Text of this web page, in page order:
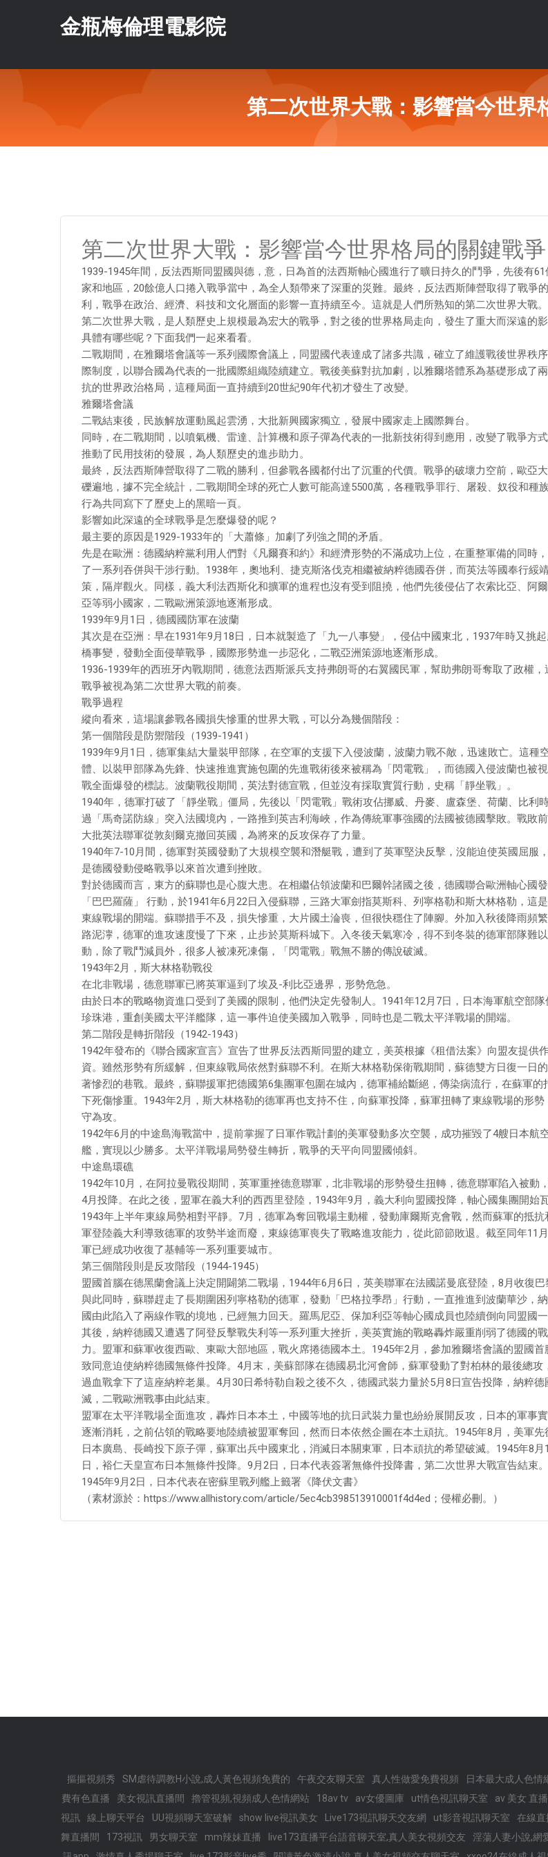
金瓶梅倫理電影院
第二次世界大戰：影響當今世界
第二次世界大戰：影響當今世界格局的關鍵戰爭
1939-1945年間，反法西斯同盟國與德，意，日為首的法西斯軸心國進行了曠日持久的鬥爭，先後有61
家和地區，20餘億人口捲入戰爭當中，為全人類帶來了深重的災難。最終，反法西斯陣營取得了戰爭
利，戰爭在政治、經濟、科技和文化層面的影響一直持續至今。這就是人們所熟知的第二次世界大戰。
第二次世界大戰，是人類歷史上規模最為宏大的戰爭，對之後的世界格局走向，發生了重大而深遠的影
具體有哪些呢？下面我們一起來看看。
二戰期間，在雅爾塔會議等一系列國際會議上，同盟國代表達成了諸多共識，確立了維護戰後世界秩
際制度，以聯合國為代表的一批國際組織陸續建立。戰後美蘇對抗加劇，以雅爾塔體系為基礎形成了
抗的世界政治格局，這種局面一直持續到20世紀90年代初才發生了改變。
雅爾塔會議
二戰結束後，民族解放運動風起雲湧，大批新興國家獨立，發展中國家走上國際舞台。
同時，在二戰期間，以噴氣機、雷達、計算機和原子彈為代表的一批新技術得到應用，改變了戰爭方
推動了民用技術的發展，為人類歷史的進步助力。
最終，反法西斯陣營取得了二戰的勝利，但參戰各國都付出了沉重的代價。戰爭的破壞力空前，歐亞
礫遍地，據不完全統計，二戰期間全球的死亡人數可能高達5500萬，各種戰爭罪行、屠殺、奴役和種
行為共同寫下了歷史上的黑暗一頁。
影響如此深遠的全球戰爭是怎麼爆發的呢？
最主要的原因是1929-1933年的「大蕭條」加劇了列強之間的矛盾。
先是在歐洲：德國納粹黨利用人們對《凡爾賽和約》和經濟形勢的不滿成功上位，在重整軍備的同時
了一系列吞併與干涉行動。1938年，奧地利、捷克斯洛伐克相繼被納粹德國吞併，而英法等國奉行綏
策，隔岸觀火。同樣，義大利法西斯化和擴軍的進程也沒有受到阻撓，他們先後侵佔了衣索比亞、阿
亞等弱小國家，二戰歐洲策源地逐漸形成。
1939年9月1日，德國國防軍在波蘭
其次是在亞洲：早在1931年9月18日，日本就製造了「九一八事變」，侵佔中國東北，1937年時又挑
橋事變，發動全面侵華戰爭，國際形勢進一步惡化，二戰亞洲策源地逐漸形成。
1936-1939年的西班牙內戰期間，德意法西斯派兵支持弗朗哥的右翼國民軍，幫助弗朗哥奪取了政權，
戰爭被視為第二次世界大戰的前奏。
戰爭過程
縱向看來，這場讓參戰各國損失慘重的世界大戰，可以分為幾個階段：
第一個階段是防禦階段（1939-1941）
1939年9月1日，德軍集結大量裝甲部隊，在空軍的支援下入侵波蘭，波蘭力戰不敵，迅速敗亡。這種
體、以裝甲部隊為先鋒、快速推進實施包圍的先進戰術後來被稱為「閃電戰」，而德國入侵波蘭也被
戰全面爆發的標誌。波蘭戰役期間，英法對德宣戰，但並沒有採取實質行動，史稱「靜坐戰」。
1940年，德軍打破了「靜坐戰」僵局，先後以「閃電戰」戰術攻佔挪威、丹麥、盧森堡、荷蘭、比利
過「馬奇諾防線」突入法國境內，一路推到英吉利海峽，作為傳統軍事強國的法國被德國擊敗。戰敗前
大批英法聯軍從敦刻爾克撤回英國，為將來的反攻保存了力量。
1940年7-10月間，德軍對英國發動了大規模空襲和潛艇戰，遭到了英軍堅決反擊，沒能迫使英國屈服
是德國發動侵略戰爭以來首次遭到挫敗。
對於德國而言，東方的蘇聯也是心腹大患。在相繼佔領波蘭和巴爾幹諸國之後，德國聯合歐洲軸心國
「巴巴羅薩」 行動，於1941年6月22日入侵蘇聯，三路大軍劍指莫斯科、列寧格勒和斯大林格勒，這
東線戰場的開端。蘇聯措手不及，損失慘重，大片國土淪喪，但很快穩住了陣腳。外加入秋後降雨頻
路泥濘，德軍的進攻速度慢了下來，止步於莫斯科城下。入冬後天氣寒冷，得不到冬裝的德軍部隊難
動，除了戰鬥減員外，很多人被凍死凍傷，「閃電戰」戰無不勝的傳說破滅。
1943年2月，斯大林格勒戰役
在北非戰場，德意聯軍已將英軍逼到了埃及-利比亞邊界，形勢危急。
由於日本的戰略物資進口受到了美國的限制，他們決定先發制人。1941年12月7日，日本海軍航空部隊
珍珠港，重創美國太平洋艦隊，這一事件迫使美國加入戰爭，同時也是二戰太平洋戰場的開端。
第二階段是轉折階段（1942-1943）
1942年發布的《聯合國家宣言》宣告了世界反法西斯同盟的建立，美英根據《租借法案》向盟友提供
資。雖然形勢有所緩解，但東線戰局依然對蘇聯不利。在斯大林格勒保衛戰期間，蘇德雙方日復一日
著慘烈的巷戰。最終，蘇聯援軍把德國第6集團軍包圍在城內，德軍補給斷絕，傳染病流行，在蘇軍的
下死傷慘重。1943年2月，斯大林格勒的德軍再也支持不住，向蘇軍投降，蘇軍扭轉了東線戰場的形勢
守為攻。
1942年6月的中途島海戰當中，提前掌握了日軍作戰計劃的美軍發動多次空襲，成功摧毀了4艘日本航
艦，實現以少勝多。太平洋戰場局勢發生轉折，戰爭的天平向同盟國傾斜。
中途島環礁
1942年10月，在阿拉曼戰役期間，英軍重挫德意聯軍，北非戰場的形勢發生扭轉，德意聯軍陷入被動
4月投降。在此之後，盟軍在義大利的西西里登陸，1943年9月，義大利向盟國投降，軸心國集團開始瓦
1943年上半年東線局勢相對平靜。7月，德軍為奪回戰場主動權，發動庫爾斯克會戰，然而蘇軍的抵抗
軍登陸義大利導致德軍的攻勢半途而廢，東線德軍喪失了戰略進攻能力，從此節節敗退。截至同年11
軍已經成功收復了基輔等一系列重要城市。
第三個階段則是反攻階段（1944-1945）
盟國首腦在德黑蘭會議上決定開闢第二戰場，1944年6月6日，英美聯軍在法國諾曼底登陸，8月收復巴
與此同時，蘇聯趕走了長期圍困列寧格勒的德軍，發動「巴格拉季昂」行動，一直推進到波蘭華沙，
國由此陷入了兩線作戰的境地，已經無力回天。羅馬尼亞、保加利亞等軸心國成員也陸續倒向同盟國一
其後，納粹德國又遭遇了阿登反擊戰失利等一系列重大挫折，美英實施的戰略轟炸嚴重削弱了德國的
力。盟軍和蘇軍收復西歐、東歐大部地區，戰火席捲德國本土。1945年2月，參加雅爾塔會議的盟國首
致同意迫使納粹德國無條件投降。4月末，美蘇部隊在德國易北河會師，蘇軍發動了對柏林的最後總攻
過血戰拿下了這座納粹老巢。4月30日希特勒自殺之後不久，德國武裝力量於5月8日宣告投降，納粹德
滅，二戰歐洲戰事由此結束。
盟軍在太平洋戰場全面進攻，轟炸日本本土，中國等地的抗日武裝力量也紛紛展開反攻，日本的軍事
逐漸消耗，之前佔領的戰略要地陸續被盟軍奪回，然而日本依然企圖在本土頑抗。1945年8月，美軍先
日本廣島、長崎投下原子彈，蘇軍出兵中國東北，消滅日本關東軍，日本頑抗的希望破滅。1945年8月
日，裕仁天皇宣布日本無條件投降。9月2日，日本代表簽署無條件投降書，第二次世界大戰宣告結束。
1945年9月2日，日本代表在密蘇里戰列艦上籤署《降伏文書》
（素材源於：https://www.allhistory.com/article/5ec4cb398513910001f4d4ed；侵權必刪。）
摳摳視頻秀 SM虐待調教H小說,成人黃色視頻免費的 午夜交友聊天室 真人性做愛免費視頻 日本最大成人色情
費有色直播
美女視訊直播間 擼管視頻,視頻成人色情網站 18av tv av女優圖庫 ut情色視訊聊天室 av 美女 直播
視訊
線上聊天平台 UU視頻聊天室破解 show live視訊美女 Live173視訊聊天交友網 ut影音視訊聊天室 在線直
舞直播間
173視訊 男女聊天室 mm辣妹直播 live173直播平台語音聊天室,真人美女視頻交友 淫蕩人妻小說,網